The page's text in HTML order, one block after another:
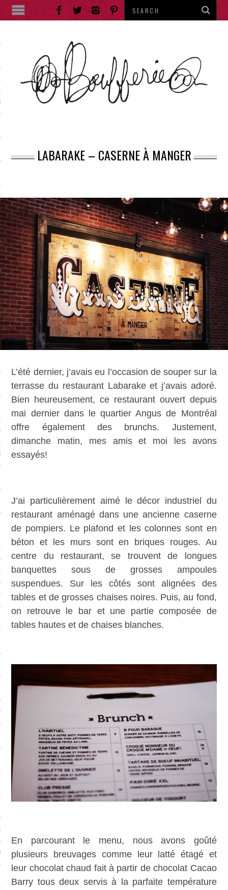
RUE
THÉ
& FRUITS DE MER
UNIS
LABARAKE – CASERNE À MANGER
L’été dernier, j’avais eu l’occasion de souper sur la
terrasse du restaurant Labarake et j’avais adoré.
Bien heureusement, ce restaurant ouvert depuis
mai dernier dans le quartier Angus de Montréal
offre également des brunchs. Justement,
dimanche matin, mes amis et moi les avons
essayés!
J’ai particulièrement aimé le décor industriel du
restaurant aménagé dans une ancienne caserne
de pompiers. Le plafond et les colonnes sont en
béton et les murs sont en briques rouges. Au
centre du restaurant, se trouvent de longues
banquettes sous de grosses ampoules
suspendues. Sur les côtés sont alignées des
tables et de grosses chaises noires. Puis, au fond,
on retrouve le bar et une partie composée de
tables hautes et de chaises blanches.
En parcourant le menu, nous avons goûté
plusieurs breuvages comme leur latté étagé et
leur chocolat chaud fait à partir de chocolat Cacao
Barry tous deux servis à la parfaite température